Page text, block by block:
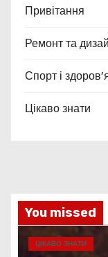
Привітання
Ремонт та
Спорт і
Цікаво знати
You missed
ЦІКАВО ЗНАТИ